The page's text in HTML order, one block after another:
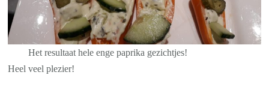
Het resultaat hele enge paprika gezichtjes!
Heel veel plezier!